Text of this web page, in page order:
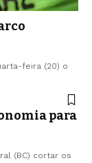
feira (20) o
para
(BC) cortar os